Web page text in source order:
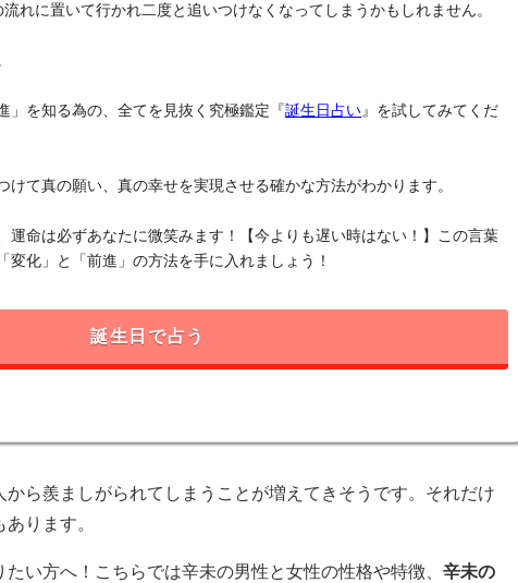
れに置いて行かれ二度と追いつけなくなってしまうかもしれません。
」を知る為の、全てを見抜く究極鑑定『誕生日占い 』を試してみてくだ
けて真の願い、真の幸せを実現させる確かな方法がわかります。
運命は必ずあなたに微笑みます！【今よりも遅い時はない！】この言葉
変化」と「前進」の方法を手に入れましょう！
誕生日で占う
ら羨ましがられてしまうことが増えてきそうです。それだけ
ります。
い方へ！こちらでは辛未の男性と女性の性格や特徴、辛未の